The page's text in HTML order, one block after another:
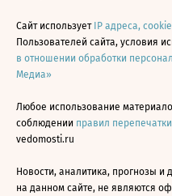
Сайт использует IP адреса,
Пользователей сайта, условия
в отношении обработки
Медиа»
Любое использование
соблюдении правил перепечатки
vedomosti.ru
Новости, аналитика, прогнозы
на данном сайте, не являются